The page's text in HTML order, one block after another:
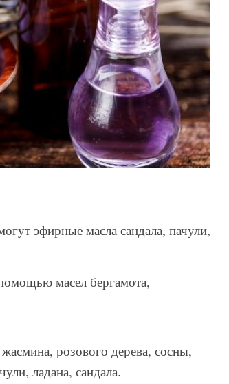
эфирные масла сандала, пачули,
масел бергамота,
розового дерева, сосны,
ладана, сандала.